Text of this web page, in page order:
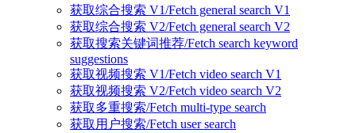
获取综合搜索 V1/Fetch general search V1
获取综合搜索 V2/Fetch general search V2
获取搜索关键词推荐/Fetch search keyword
suggestions
获取视频搜索 V1/Fetch video search V1
获取视频搜索 V2/Fetch video search V2
获取多重搜索/Fetch multi-type search
获取用户搜索/Fetch user search